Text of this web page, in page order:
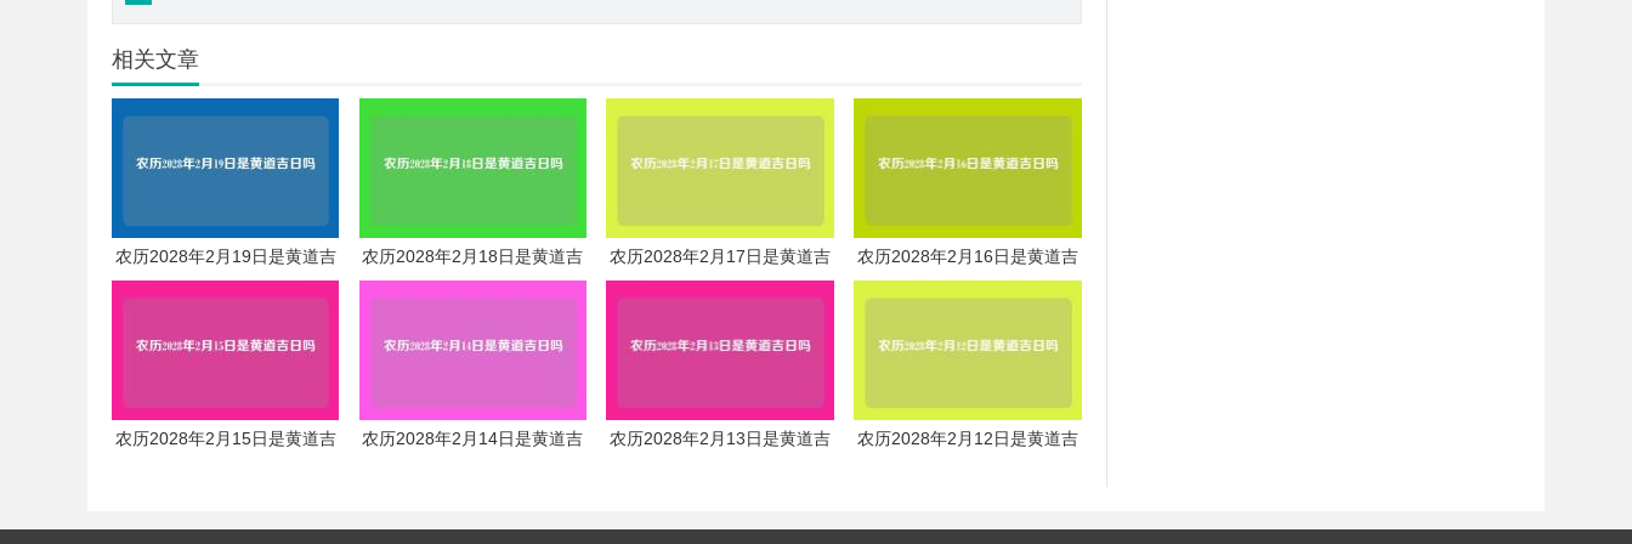
相关文章
农历2028年2月19日是黄道吉
日吗
农历2028年2月18日是黄道吉
日吗
农历2028年2月17日是黄道吉
日吗
农历2028年2月16日是黄道吉
日吗
农历2028年2月15日是黄道吉
农历2028年2月14日是黄道吉
农历2028年2月13日是黄道吉
农历2028年2月12日是黄道吉